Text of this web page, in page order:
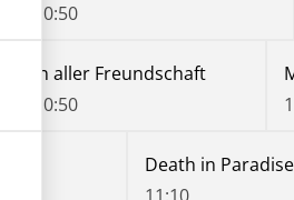
10:50
In aller Freundschaft
10:50
Death in Paradise